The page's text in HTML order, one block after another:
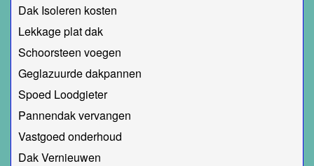
Dak Isoleren kosten
Lekkage plat dak
Schoorsteen voegen
Geglazuurde dakpannen
Spoed Loodgieter
Pannendak vervangen
Vastgoed onderhoud
Dak Vernieuwen